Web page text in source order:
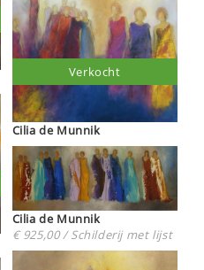
Cilia de Munnik
Verkocht
Cilia de Munnik
€ 925,00 / Schilderij met lijst